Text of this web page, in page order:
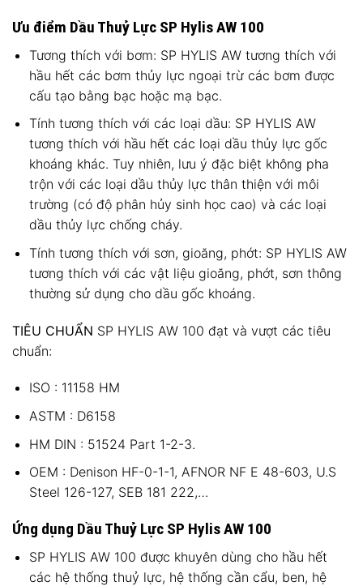
Ưu điểm Dầu Thuỷ Lực SP Hylis AW 100
Tương thích với bơm: SP HYLIS AW tương thích với
hầu hết các bơm thủy lực ngoại trừ các bơm được
cấu tạo bằng bạc hoặc mạ bạc.
Tính tương thích với các loại dầu: SP HYLIS AW
tương thích với hầu hết các loại dầu thủy lực gốc
khoáng khác. Tuy nhiên, lưu ý đặc biệt không pha
trộn với các loại dầu thủy lực thân thiện với môi
trường (có độ phân hủy sinh học cao) và các loại
dầu thủy lực chống cháy.
Tính tương thích với sơn, gioăng, phớt: SP HYLIS AW
tương thích với các vật liệu gioăng, phớt, sơn thông
thường sử dụng cho dầu gốc khoáng.
TIÊU CHUẨN SP HYLIS AW 100 đạt và vượt các tiêu
chuẩn:
ISO : 11158 HM
ASTM : D6158
HM DIN : 51524 Part 1-2-3.
OEM : Denison HF-0-1-1, AFNOR NF E 48-603, U.S
Steel 126-127, SEB 181 222,…
Ứng dụng Dầu Thuỷ Lực SP Hylis AW 100
SP HYLIS AW 100 được khuyên dùng cho hầu hết
các hệ thống thuỷ lực, hệ thống cần cẩu, ben, hệ